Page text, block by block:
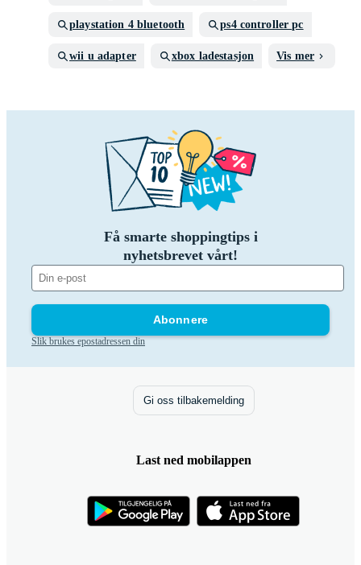
playstation 4 bluetooth ps4 controller pc
wii u adapter xbox ladestasjon Vis mer
Få smarte shoppingtips i
nyhetsbrevet vårt!
Abonnere
Slik brukes epostadressen din
Gi oss tilbakemelding
Last ned mobilappen